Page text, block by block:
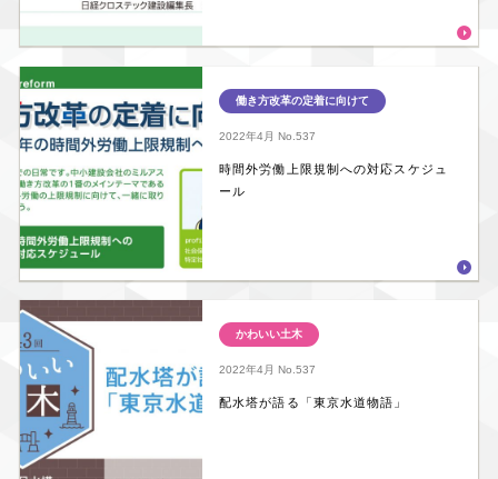
働き方改革の定着に向けて
2022年4月 No.537
時間外労働上限規制への対応スケジュ
ール
かわいい土木
2022年4月 No.537
配水塔が語る「東京水道物語」